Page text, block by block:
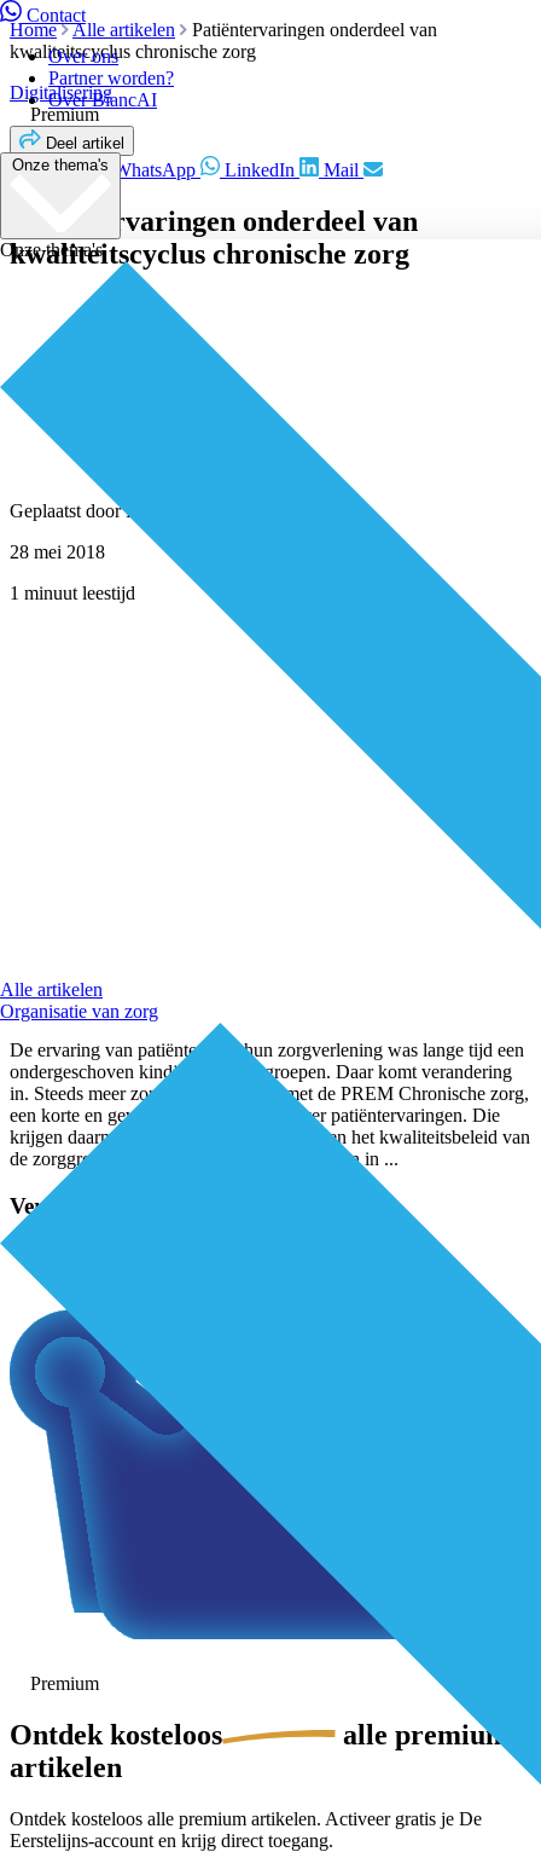
Contact
Over ons
Partner worden?
Over BiancAI
Onze thema's
Onze thema's
Alle artikelen
Organisatie van zorg
Home Alle artikelen
Patiëntervaringen onderdeel van
kwaliteitscyclus chronische zorg
Digitalisering
Premium
Deel artikel
Facebook WhatsApp LinkedIn Mail
Patiëntervaringen onderdeel van
kwaliteitscyclus chronische zorg
Geplaatst doorRedactie
28 mei 2018
1 minuut leestijd
De ervaring van patiënten met hun zorgverlening was lange tijd een
ondergeschoven kindje voor zorggroepen. Daar komt verandering
in. Steeds meer zorggroepen starten met de PREM Chronische zorg,
een korte en gevalideerde vragenlijst over patiëntervaringen. Die
krijgen daarmee een belangrijke plek binnen het kwaliteitsbeleid van
de zorggroepen. Bij hoeveel diabetespatiënten in ...
Verder lezen?
Premium
Ontdek kosteloos
alle premium-
artikelen
Ontdek kosteloos alle premium artikelen. Activeer gratis je De
Eerstelijns-account en krijg direct toegang.